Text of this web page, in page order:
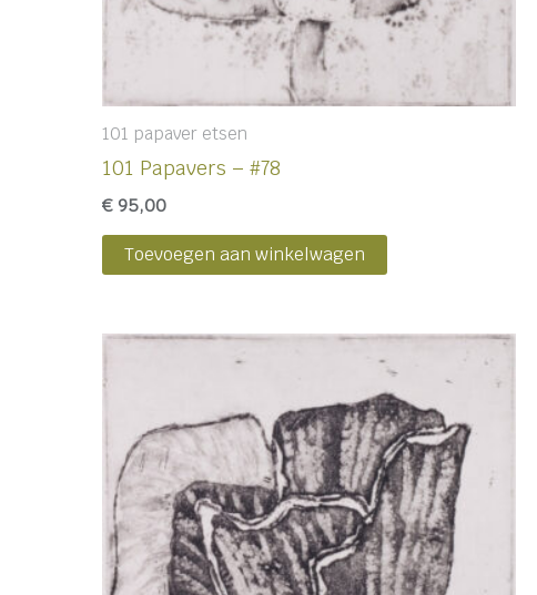
101 papaver etsen
101 Papavers – #78
€ 95,00
Toevoegen aan winkelwagen